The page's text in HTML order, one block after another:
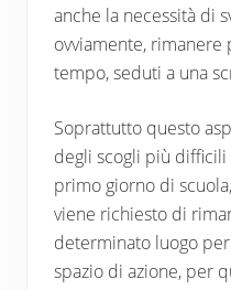
anche la necessità di
ovviamente,
tempo, seduti a una
Soprattutto questo
degli scogli più
primo giorno di
viene richiesto di
determinato luogo
spazio di azione, per